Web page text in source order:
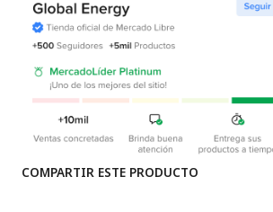
COMPARTIR ESTE PRODUCTO